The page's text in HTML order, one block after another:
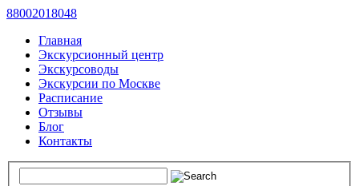
88002018048
Главная
Экскурсионный центр
Экскурсоводы
Экскурсии по Москве
Расписание
Отзывы
Блог
Контакты